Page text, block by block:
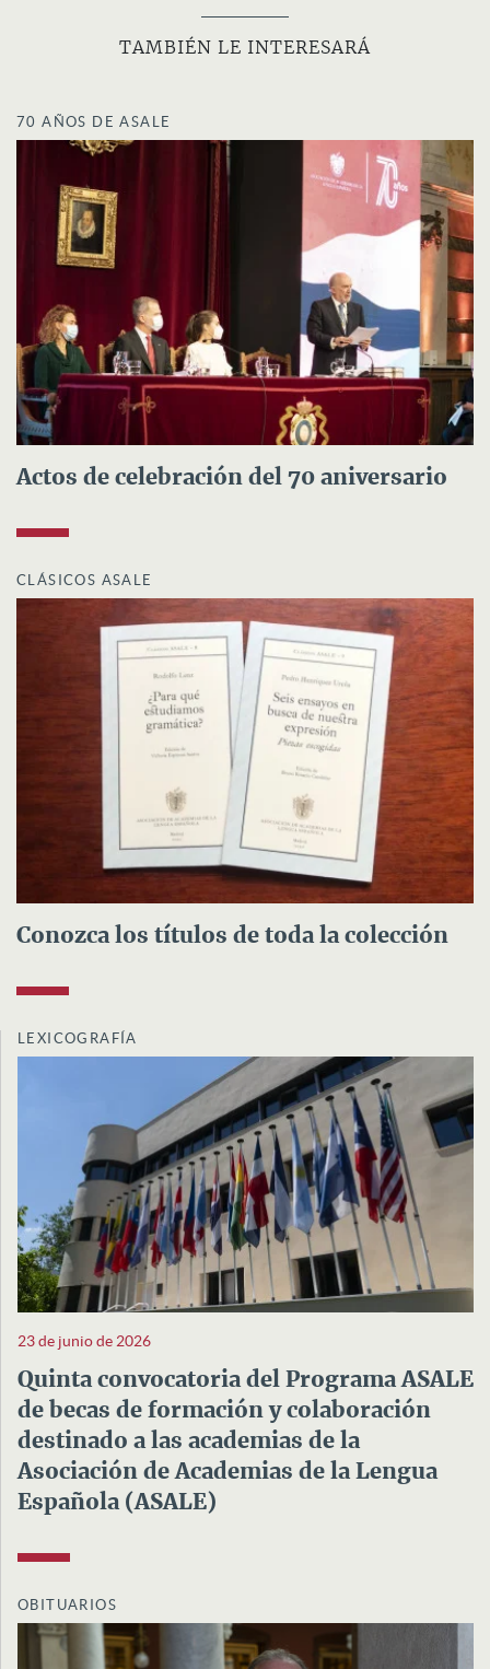
TAMBIÉN LE INTERESARÁ
70 AÑOS DE ASALE
Actos de celebración del 70 aniversario
CLÁSICOS ASALE
Conozca los títulos de toda la colección
LEXICOGRAFÍA
23 de junio de 2026
Quinta convocatoria del Programa ASALE
de becas de formación y colaboración
destinado a las academias de la
Asociación de Academias de la Lengua
Española (ASALE)
OBITUARIOS